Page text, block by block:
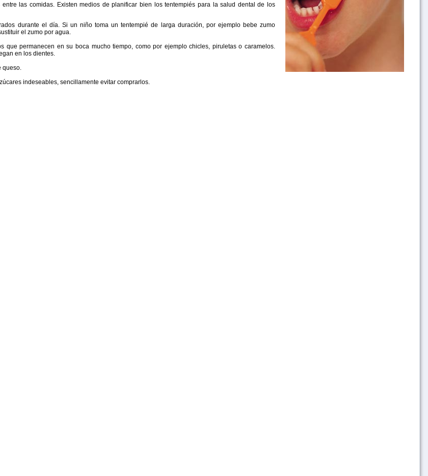
las comidas. Existen medios de planificar bien los tentempiés para la salud dental de los
durante el día. Si un niño toma un tentempié de larga duración, por ejemplo bebe zumo
el zumo por agua.
que permanecen en su boca mucho tiempo, como por ejemplo chicles, piruletas o caramelos.
en los dientes.
queso.
indeseables, sencillamente evitar comprarlos.